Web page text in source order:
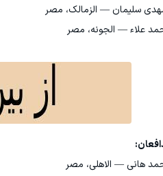
سلیمان — الزمالك، مصر
علاء — الجونه، مصر
هانی — الاهلی، مصر